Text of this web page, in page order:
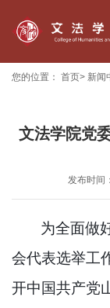
您的位置： 首页> 新闻
文法学院党
发布时间
为全面做
会代表选举工
开中国共产党